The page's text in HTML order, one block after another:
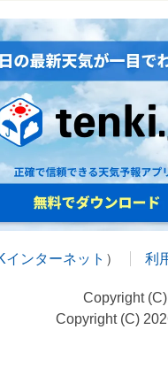
インターネット ） 利
Copyright
Copyright (C)